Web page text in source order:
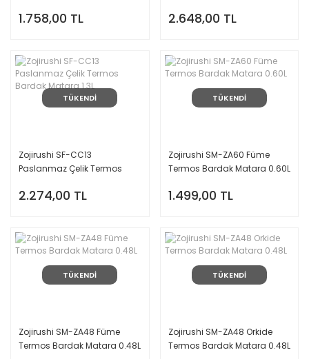
1.758,00 TL 2.648,00 TL
TÜKENDİ
Zojirushi SF-CC13
Paslanmaz Çelik Termos
2.274,00 TL
TÜKENDİ
Zojirushi SM-ZA60 Füme
Termos Bardak Matara 0.60L
1.499,00 TL
TÜKENDİ
Zojirushi SM-ZA48 Füme
Termos Bardak Matara 0.48L
TÜKENDİ
Zojirushi SM-ZA48 Orkide
Termos Bardak Matara 0.48L